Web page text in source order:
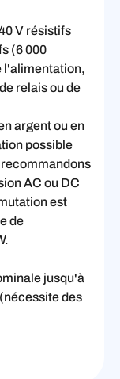
V résistifs
(6 000
l'alimentation,
relais ou de
argent ou en
possible
AC ou DC
est
de
jusqu'à
des